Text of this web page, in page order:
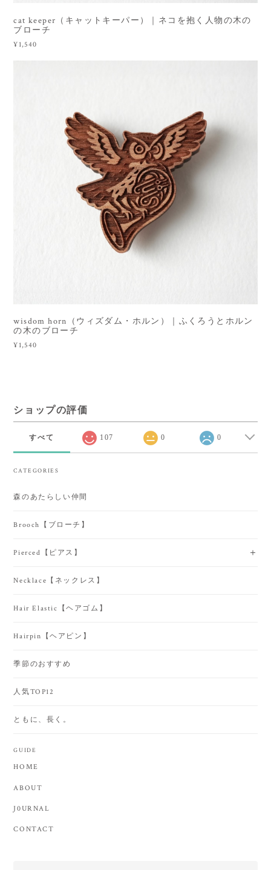
cat keeper（キャットキーパー）｜ネコを抱く人物の木の
ブローチ
¥1,540
wisdom horn（ウィズダム・ホルン）｜ふくろうとホルン
の木のブローチ
¥1,540
ショップの評価
すべて 107 0 0
CATEGORIES
森のあたらしい仲間
Brooch【ブローチ】
Pierced【ピアス】
Necklace【ネックレス】
Hair Elastic【ヘアゴム】
Hairpin【ヘアピン】
季節のおすすめ
人気TOP12
ともに、長く。
GUIDE
HOME
ABOUT
J0URNAL
CONTACT